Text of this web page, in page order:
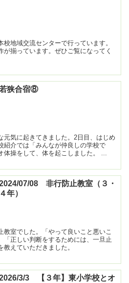
地域交流センターで行っています。
が揃っています。ぜひご覧になってく
狭合宿⑧
元気に起きてきました。2日目、はじめ
紹介では「みんなが仲良しの学校で
す」と紹介しました。ラジオ体操をして、体を起こしました。 ...
07/08 非行防止教室（３・
４年）
教室でした。「やって良いこと悪いこ
「正しい判断をするためには、一旦止
えていただきました。
3/3 【３年】東小学校とオ